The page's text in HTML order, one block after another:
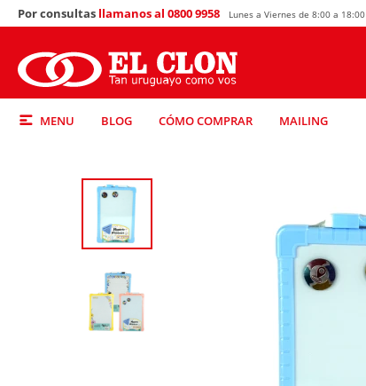
MENU BLOG CÓMO COMPRAR MAILING
Por consultas llamanos al 0800 9958 Lunes a Viernes de 8:00 a 18:00